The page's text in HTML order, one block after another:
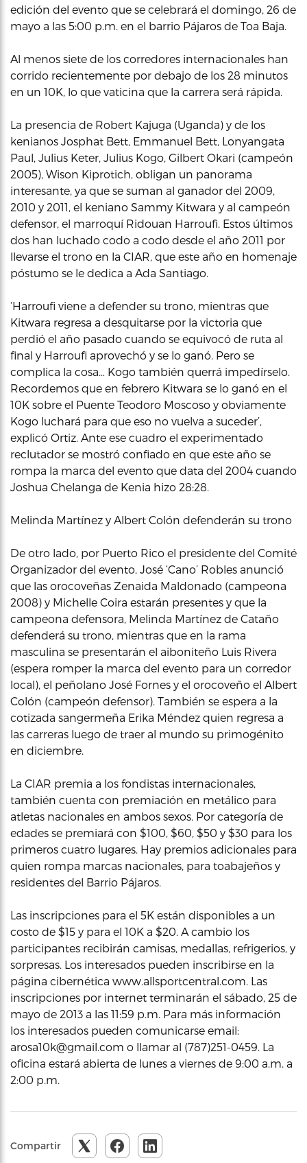
edición del evento que se celebrará el domingo, 26 de
mayo a las 5:00 p.m. en el barrio Pájaros de Toa Baja.
Al menos siete de los corredores internacionales han
corrido recientemente por debajo de los 28 minutos
en un 10K, lo que vaticina que la carrera será rápida.
La presencia de Robert Kajuga (Uganda) y de los
kenianos Josphat Bett, Emmanuel Bett, Lonyangata
Paul, Julius Keter, Julius Kogo, Gilbert Okari (campeón
2005), Wison Kiprotich, obligan un panorama
interesante, ya que se suman al ganador del 2009,
2010 y 2011, el keniano Sammy Kitwara y al campeón
defensor, el marroquí Ridouan Harroufi. Estos últimos
dos han luchado codo a codo desde el año 2011 por
llevarse el trono en la CIAR, que este año en homenaje
póstumo se le dedica a Ada Santiago.
‘Harroufi viene a defender su trono, mientras que
Kitwara regresa a desquitarse por la victoria que
perdió el año pasado cuando se equivocó de ruta al
final y Harroufi aprovechó y se lo ganó. Pero se
complica la cosa… Kogo también querrá impedírselo.
Recordemos que en febrero Kitwara se lo ganó en el
10K sobre el Puente Teodoro Moscoso y obviamente
Kogo luchará para que eso no vuelva a suceder’,
explicó Ortiz. Ante ese cuadro el experimentado
reclutador se mostró confiado en que este año se
rompa la marca del evento que data del 2004 cuando
Joshua Chelanga de Kenia hizo 28:28.
Melinda Martínez y Albert Colón defenderán su trono
De otro lado, por Puerto Rico el presidente del Comité
Organizador del evento, José ‘Cano’ Robles anunció
que las orocoveñas Zenaida Maldonado (campeona
2008) y Michelle Coira estarán presentes y que la
campeona defensora, Melinda Martínez de Cataño
defenderá su trono, mientras que en la rama
masculina se presentarán el aiboniteño Luis Rivera
(espera romper la marca del evento para un corredor
local), el peñolano José Fornes y el orocoveño el Albert
Colón (campeón defensor). También se espera a la
cotizada sangermeña Erika Méndez quien regresa a
las carreras luego de traer al mundo su primogénito
en diciembre.
La CIAR premia a los fondistas internacionales,
también cuenta con premiación en metálico para
atletas nacionales en ambos sexos. Por categoría de
edades se premiará con $100, $60, $50 y $30 para los
primeros cuatro lugares. Hay premios adicionales para
quien rompa marcas nacionales, para toabajeños y
residentes del Barrio Pájaros.
Las inscripciones para el 5K están disponibles a un
costo de $15 y para el 10K a $20. A cambio los
participantes recibirán camisas, medallas, refrigerios, y
sorpresas. Los interesados pueden inscribirse en la
página cibernética www.allsportcentral.com. Las
inscripciones por internet terminarán el sábado, 25 de
mayo de 2013 a las 11:59 p.m. Para más información
los interesados pueden comunicarse email:
arosa10k@gmail.com o llamar al (787)251-0459. La
oficina estará abierta de lunes a viernes de 9:00 a.m. a
2:00 p.m.
Compartir